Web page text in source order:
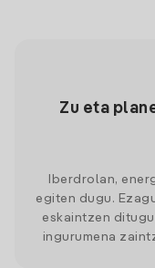
Zu eta
Iberdrolan,
egiten dugu.
eskaintzen
ingurumena